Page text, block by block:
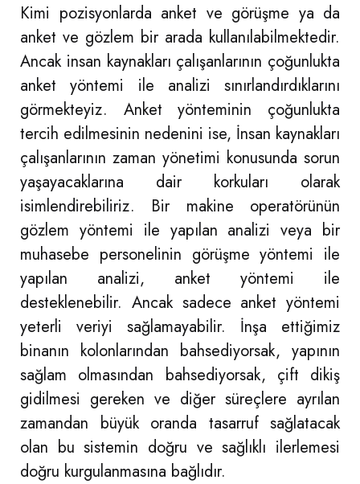
Kimi pozisyonlarda anket ve görüşme ya da
anket ve gözlem bir arada kullanılabilmektedir.
Ancak insan kaynakları çalışanlarının çoğunlukta
anket yöntemi ile analizi sınırlandırdıklarını
görmekteyiz. Anket yönteminin çoğunlukta
tercih edilmesinin nedenini ise, İnsan kaynakları
çalışanlarının zaman yönetimi konusunda sorun
yaşayacaklarına dair korkuları olarak
isimlendirebiliriz. Bir makine operatörünün
gözlem yöntemi ile yapılan analizi veya bir
muhasebe personelinin görüşme yöntemi ile
yapılan analizi, anket yöntemi ile
desteklenebilir. Ancak sadece anket yöntemi
yeterli veriyi sağlamayabilir. İnşa ettiğimiz
binanın kolonlarından bahsediyorsak, yapının
sağlam olmasından bahsediyorsak, çift dikiş
gidilmesi gereken ve diğer süreçlere ayrılan
zamandan büyük oranda tasarruf sağlatacak
olan bu sistemin doğru ve sağlıklı ilerlemesi
doğru kurgulanmasına bağlıdır.